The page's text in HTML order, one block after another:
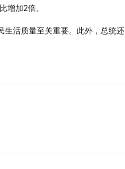
增加2倍。
生活质量至关重要。此外，总统还